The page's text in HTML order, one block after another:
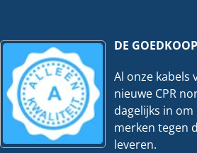
DE
Al onze kabels
nieuwe CPR
dagelijks in
merken tegen
leveren.